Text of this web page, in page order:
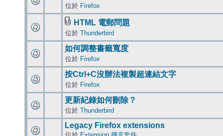
位於 Firefox
HTML 電郵問題
位於 Thunderbird
如何調整書籤寬度
位於 Firefox
按Ctrl+C沒辦法複製超連結文字
位於 Firefox
更新紀錄如何刪除？
位於 Thunderbird
Legacy Firefox extensions